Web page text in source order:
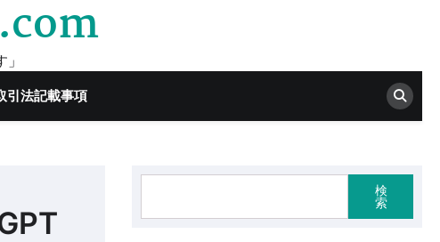
引法記載事項
検
索